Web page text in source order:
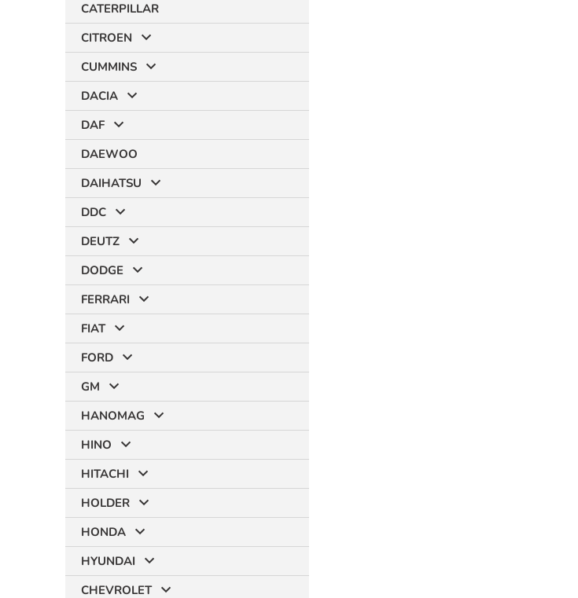
CATERPILLAR
CITROEN
CUMMINS
DACIA
DAF
DAEWOO
DAIHATSU
DDC
DEUTZ
DODGE
FERRARI
FIAT
FORD
GM
HANOMAG
HINO
HITACHI
HOLDER
HONDA
HYUNDAI
CHEVROLET